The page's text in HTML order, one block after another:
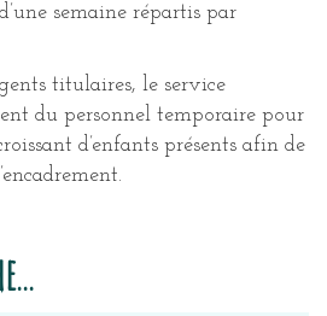
semaine répartis par
titulaires, le service
du personnel temporaire pour
d’enfants présents afin de